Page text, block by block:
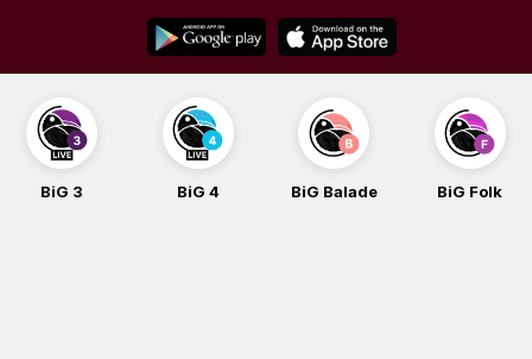
content
BiG 3 BiG 4 BiG Balade BiG Folk